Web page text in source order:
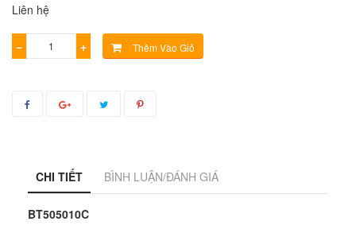
Liên hệ
− + Thêm Vào Giỏ
CHI TIẾT BÌNH LUẬN/ĐÁNH GIÁ
BT505010C